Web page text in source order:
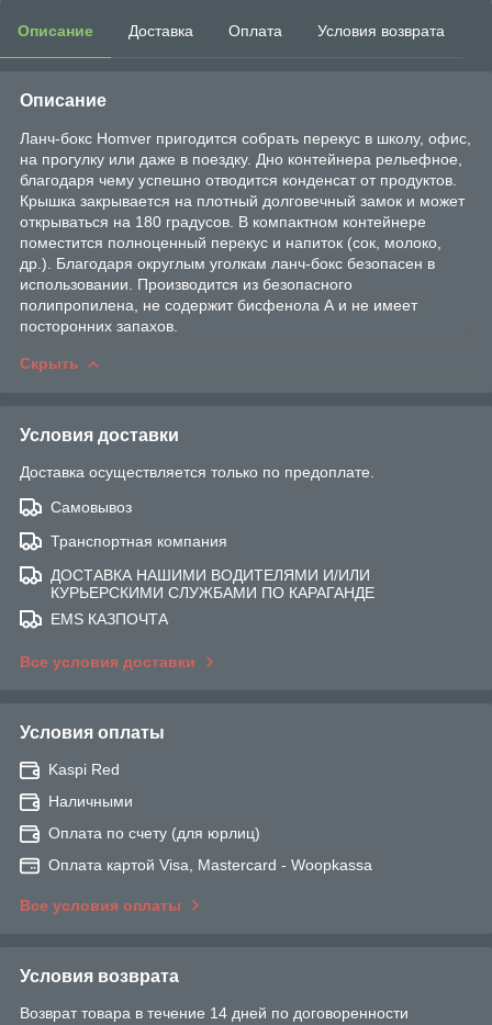
Описание Доставка Оплата Условия возврата
Описание
Ланч-бокс Homver пригодится собрать перекус в школу, офис,
на прогулку или даже в поездку. Дно контейнера рельефное,
благодаря чему успешно отводится конденсат от продуктов.
Крышка закрывается на плотный долговечный замок и может
открываться на 180 градусов. В компактном контейнере
поместится полноценный перекус и напиток (сок, молоко,
др.). Благодаря округлым уголкам ланч-бокс безопасен в
использовании. Производится из безопасного
полипропилена, не содержит бисфенола А и не имеет
посторонних запахов.
Скрыть
Условия доставки
Доставка осуществляется только по предоплате.
Самовывоз
Транспортная компания
ДОСТАВКА НАШИМИ ВОДИТЕЛЯМИ И/ИЛИ
КУРЬЕРСКИМИ СЛУЖБАМИ ПО КАРАГАНДЕ
EMS КАЗПОЧТА
Все условия доставки
Условия оплаты
Kaspi Red
Наличными
Оплата по счету (для юрлиц)
Оплата картой Visa, Mastercard - Woopkassa
Все условия оплаты
Условия возврата
Возврат товара в течение 14 дней по договоренности